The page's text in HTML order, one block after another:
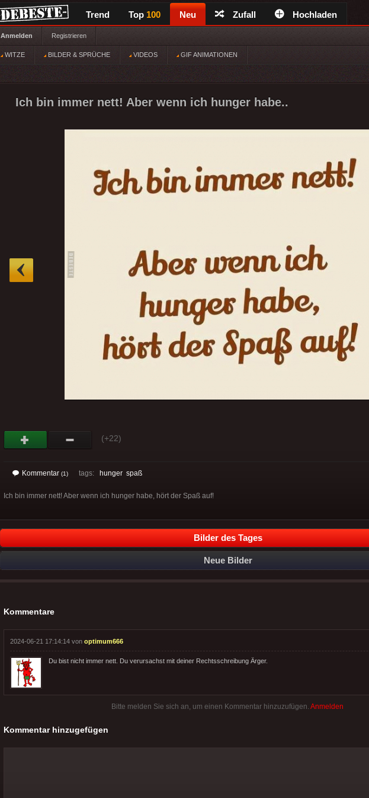
Trend Top 100 Neu Zufall Hochladen
Anmelden Registrieren
WITZE BILDER & SPRÜCHE VIDEOS GIF ANIMATIONEN
Ich bin immer nett! Aber wenn ich hunger habe..
(+22)
Kommentar (1) tags: hunger spaß
Ich bin immer nett! Aber wenn ich hunger habe, hört der Spaß auf!
Bilder des Tages
Neue Bilder
Kommentare
2024-06-21 17:14:14 von optimum666
Du bist nicht immer nett. Du verursachst mit deiner Rechtsschreibung Ärger.
Bitte melden Sie sich an, um einen Kommentar hinzuzufügen. Anmelden
Kommentar hinzugefügen